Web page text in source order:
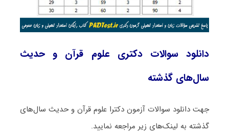
دانلود سوالات دکتری علوم قرآن و حدیث
سال‌های گذشته
جهت دانلود سوالات آزمون دکترا علوم قرآن و حدیث سال‌های
گذشته به لینک‌های زیر مراجعه نمایید.